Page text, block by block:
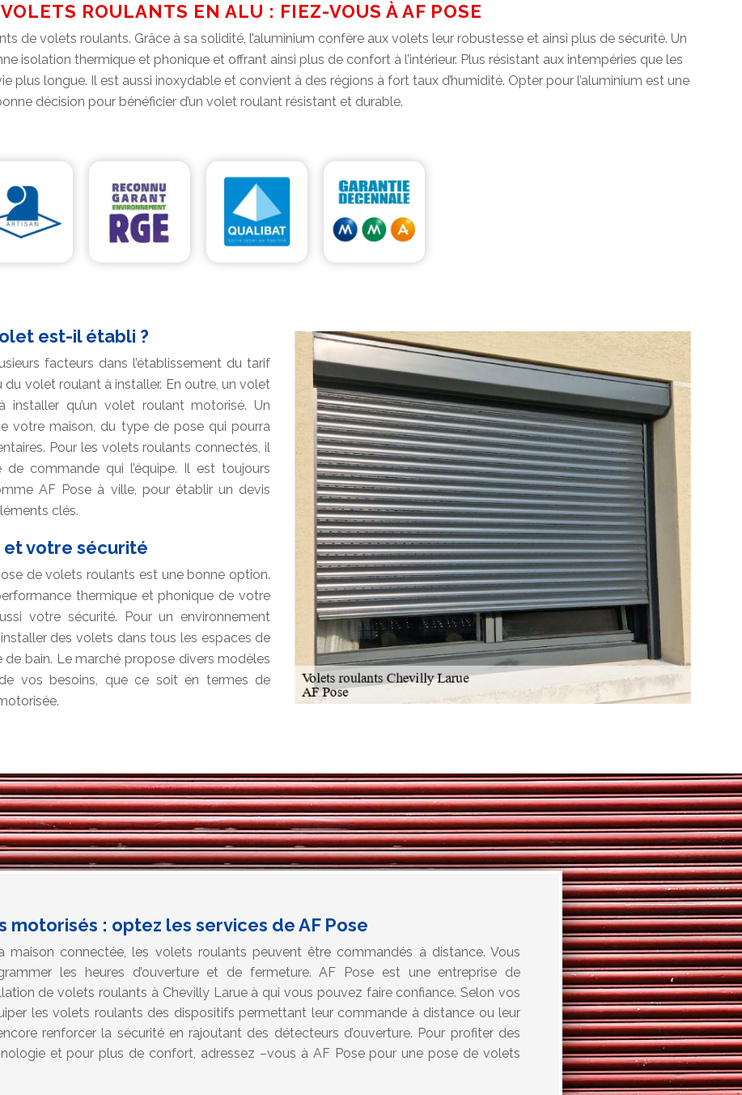
ROULANTS EN ALU : FIEZ-VOUS À AF POSE
de volets roulants. Grâce à sa solidité, l’aluminium confère aux volets leur robustesse et ainsi plus de sécurité. Un
isolation thermique et phonique et offrant ainsi plus de confort à l’intérieur. Plus résistant aux intempéries que les
plus longue. Il est aussi inoxydable et convient à des régions à fort taux d’humidité. Opter pour l’aluminium est une
décision pour bénéficier d’un volet roulant résistant et durable.
est-il établi ?
facteurs dans l’établissement du tarif
volet roulant à installer. En outre, un volet
qu’un volet roulant motorisé. Un
votre maison, du type de pose qui pourra
Pour les volets roulants connectés, il
commande qui l’équipe. Il est toujours
AF Pose à ville, pour établir un devis
clés.
votre sécurité
de volets roulants est une bonne option.
thermique et phonique de votre
votre sécurité. Pour un environnement
des volets dans tous les espaces de
bain. Le marché propose divers modèles
vos besoins, que ce soit en termes de
motorisés : optez les services de AF Pose
maison connectée, les volets roulants peuvent être commandés à distance. Vous
les heures d’ouverture et de fermeture. AF Pose est une entreprise de
de volets roulants à Chevilly Larue à qui vous pouvez faire confiance. Selon vos
les volets roulants des dispositifs permettant leur commande à distance ou leur
renforcer la sécurité en rajoutant des détecteurs d’ouverture. Pour profiter des
et pour plus de confort, adressez –vous à AF Pose pour une pose de volets